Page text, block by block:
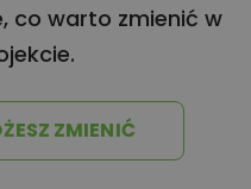
co warto zmienić w
ZMIENIĆ